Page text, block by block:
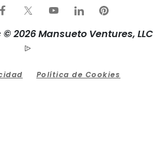
2026 Mansueto Ventures, LLC
Política de Cookies